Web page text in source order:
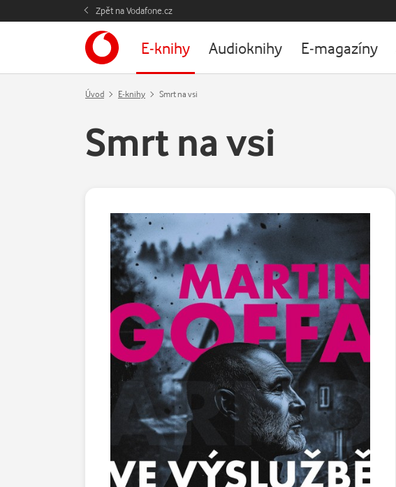
Zpět na Vodafone.cz
E-knihy Audioknihy E-magazíny
Úvod E-knihy Smrt na vsi
Smrt na vsi